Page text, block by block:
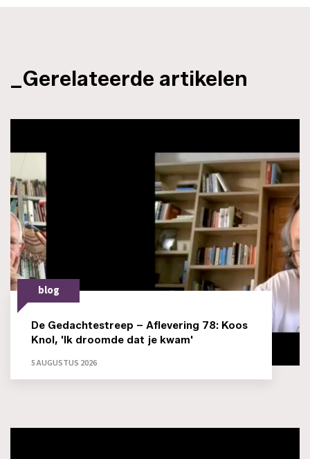
_Gerelateerde artikelen
blog
De Gedachtestreep – Aflevering 78: Koos
Knol, 'Ik droomde dat je kwam'
5 AUGUSTUS 2026